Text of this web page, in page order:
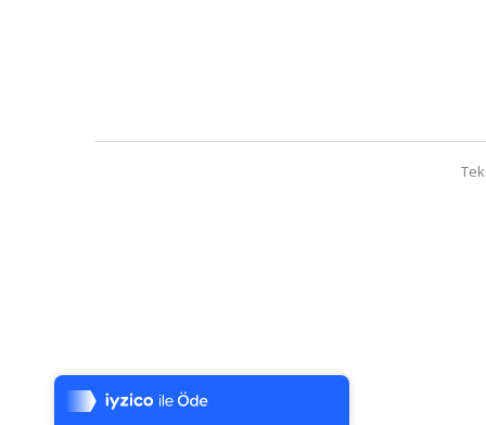
7/24 Canlı Destek
%100 Sorunsuz Alışveriş